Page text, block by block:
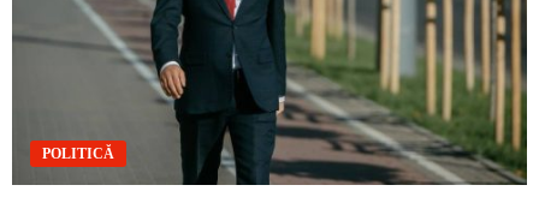
POLITICĂ